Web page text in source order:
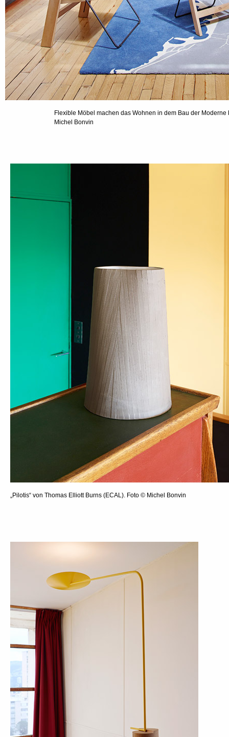
Flexible Möbel machen das Wohnen in dem Bau der
Michel Bonvin
„Pilotis“ von Thomas Elliott Burns (ECAL). Foto © Michel Bonvin